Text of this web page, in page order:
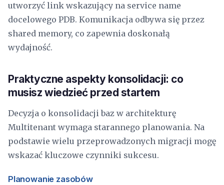
utworzyć link wskazujący na service name
docelowego PDB. Komunikacja odbywa się przez
shared memory, co zapewnia doskonałą
wydajność.
Praktyczne aspekty konsolidacji: co
musisz wiedzieć przed startem
Decyzja o konsolidacji baz w architekturę
Multitenant wymaga starannego planowania. Na
podstawie wielu przeprowadzonych migracji mogę
wskazać kluczowe czynniki sukcesu.
Planowanie zasobów